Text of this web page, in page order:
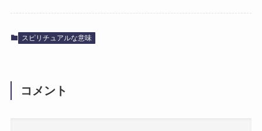
スピリチュアルな意味
コメント